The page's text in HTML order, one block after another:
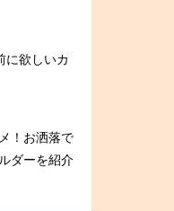
に欲しいカ
！お洒落で
ダーを紹介